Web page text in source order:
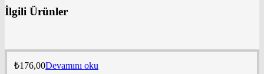
İlgili Ürünler
₺176,00Devamını oku